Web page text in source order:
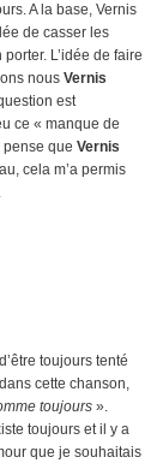
A la base, Vernis
de casser les
L’idée de faire
nous Vernis
est
ce « manque de
pense que Vernis
cela m’a permis
toujours tenté
cette chanson,
toujours ».
toujours et il y a
que je souhaitais